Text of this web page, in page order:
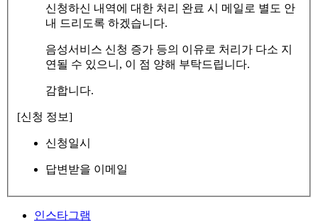
신청하신 내역에 대한 처리 완료 시 메일로 별도 안
내 드리도록 하겠습니다.
음성서비스 신청 증가 등의 이유로 처리가 다소 지
연될 수 있으니, 이 점 양해 부탁드립니다.
감합니다.
[신청 정보]
신청일시
답변받을 이메일
인스타그램